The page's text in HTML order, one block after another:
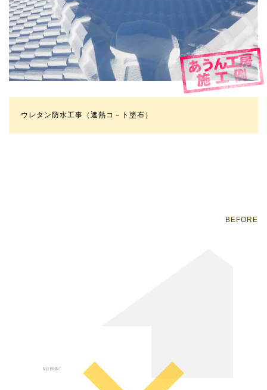
ウレタン防水工事（遮熱コ－ト塗布）